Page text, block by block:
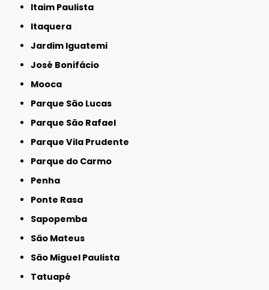
Itaim Paulista
Itaquera
Jardim Iguatemi
José Bonifácio
Mooca
Parque São Lucas
Parque São Rafael
Parque Vila Prudente
Parque do Carmo
Penha
Ponte Rasa
Sapopemba
São Mateus
São Miguel Paulista
Tatuapé